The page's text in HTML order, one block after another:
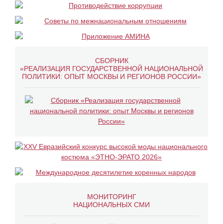
СБОРНИК
«РЕАЛИЗАЦИЯ ГОСУДАРСТВЕННОЙ НАЦИОНАЛЬНОЙ
ПОЛИТИКИ: ОПЫТ МОСКВЫ И РЕГИОНОВ РОССИИ»
МОНИТОРИНГ
НАЦИОНАЛЬНЫХ СМИ